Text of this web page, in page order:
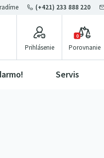
Prihlásenie Porovnanie
0
Servis
(+421) 233 888 220